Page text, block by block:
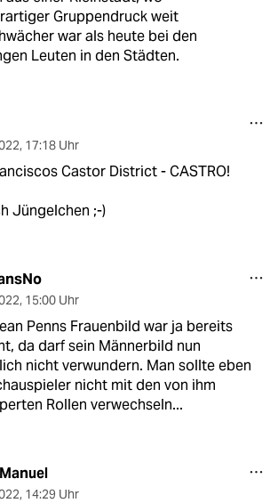
Gruppendruck weit
war als heute bei den
Leuten in den Städten.
, 17:18 Uhr
Castor District - CASTRO!
Jüngelchen ;-)
, 15:00 Uhr
Penns Frauenbild war ja bereits
da darf sein Männerbild nun
nicht verwundern. Man sollte eben
nicht mit den von ihm
Rollen verwechseln...
, 14:29 Uhr